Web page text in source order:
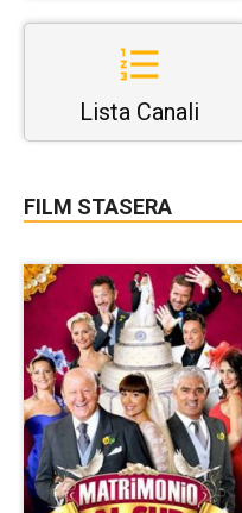
Lista Canali
FILM STASERA